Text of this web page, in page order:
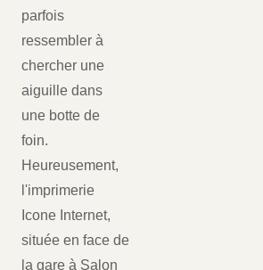
parfois
ressembler à
chercher une
aiguille dans
une botte de
foin.
Heureusement,
l'imprimerie
Icone Internet,
située en face de
la gare à Salon